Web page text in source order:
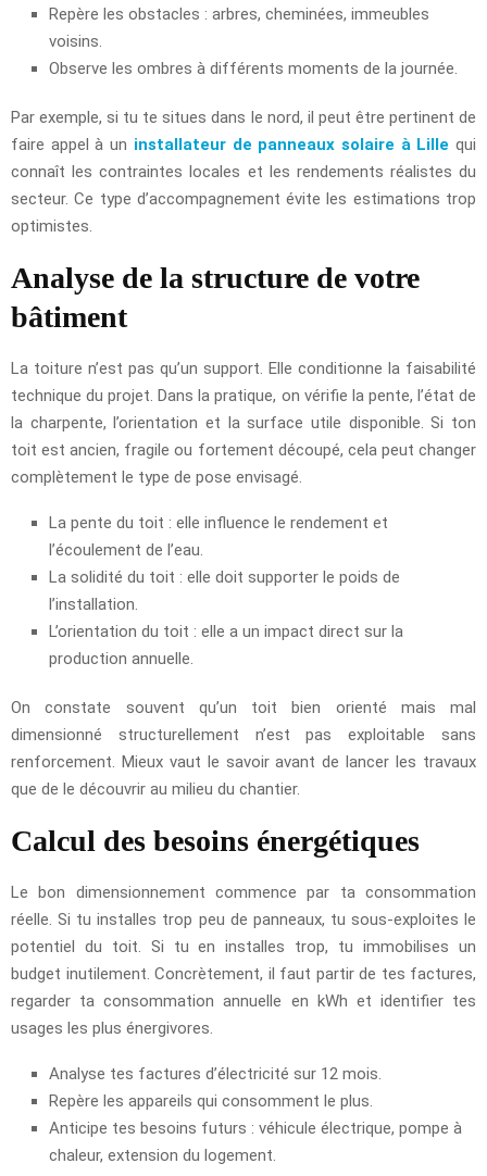
Repère les obstacles : arbres, cheminées, immeubles
voisins.
Observe les ombres à différents moments de la journée.
Par exemple, si tu te situes dans le nord, il peut être pertinent de
faire appel à un installateur de panneaux solaire à Lille qui
connaît les contraintes locales et les rendements réalistes du
secteur. Ce type d’accompagnement évite les estimations trop
optimistes.
Analyse de la structure de votre
bâtiment
La toiture n’est pas qu’un support. Elle conditionne la faisabilité
technique du projet. Dans la pratique, on vérifie la pente, l’état de
la charpente, l’orientation et la surface utile disponible. Si ton
toit est ancien, fragile ou fortement découpé, cela peut changer
complètement le type de pose envisagé.
La pente du toit : elle influence le rendement et
l’écoulement de l’eau.
La solidité du toit : elle doit supporter le poids de
l’installation.
L’orientation du toit : elle a un impact direct sur la
production annuelle.
On constate souvent qu’un toit bien orienté mais mal
dimensionné structurellement n’est pas exploitable sans
renforcement. Mieux vaut le savoir avant de lancer les travaux
que de le découvrir au milieu du chantier.
Calcul des besoins énergétiques
Le bon dimensionnement commence par ta consommation
réelle. Si tu installes trop peu de panneaux, tu sous-exploites le
potentiel du toit. Si tu en installes trop, tu immobilises un
budget inutilement. Concrètement, il faut partir de tes factures,
regarder ta consommation annuelle en kWh et identifier tes
usages les plus énergivores.
Analyse tes factures d’électricité sur 12 mois.
Repère les appareils qui consomment le plus.
Anticipe tes besoins futurs : véhicule électrique, pompe à
chaleur, extension du logement.